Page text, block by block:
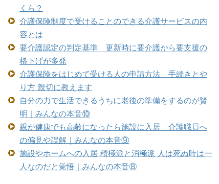
くら？
介護保険制度で受けることのできる介護サービスの内
容とは
要介護認定の判定基準 更新時に要介護から要支援の
格下げが多発
介護保険をはじめて受ける人の申請方法 手続きとや
り方 親切に教えます
自分の力で生活できるうちに老後の準備をするのが賢
明｜みんなの本音⑩
親が健康でも高齢になったら施設に入居 介護職員へ
の偏見や誤解｜みんなの本音⑨
施設やホームへの入居 積極派と消極派 人は死ぬ時は一
人なのだと覚悟｜みんなの本音⑧